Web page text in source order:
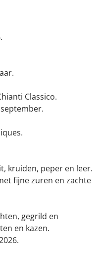
Classico.
kruiden, peper en leer.
fijne zuren en zachte
gegrild en
en kazen.